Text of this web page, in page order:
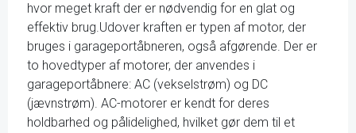
hvor meget kraft der er nødvendig for en glat og
effektiv brug.Udover kraften er typen af motor, der
bruges i garageportåbneren, også afgørende. Der er
to hovedtyper af motorer, der anvendes i
garageportåbnere: AC (vekselstrøm) og DC
(jævnstrøm). AC-motorer er kendt for deres
holdbarhed og pålidelighed, hvilket gør dem til et